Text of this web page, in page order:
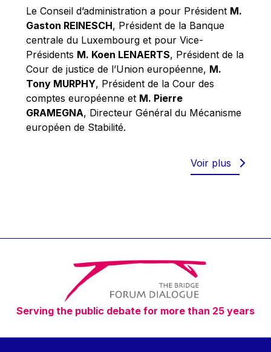
Walter RADERMACHER
Werner Hoyer
Wolfgang Ketterle
Yasser Abed Rabbo
Yossi Beillin
Yves FRANCHET
Yves Mersch
Le Conseil d’administration a pour Président M.
Gaston REINESCH, Président de la Banque
centrale du Luxembourg et pour Vice-
Présidents M. Koen LENAERTS, Président de la
Cour de justice de l’Union européenne, M.
Tony MURPHY, Président de la Cour des
comptes européenne et M. Pierre
GRAMEGNA, Directeur Général du Mécanisme
européen de Stabilité.
Voir plus
Serving the public debate for more than 25 years